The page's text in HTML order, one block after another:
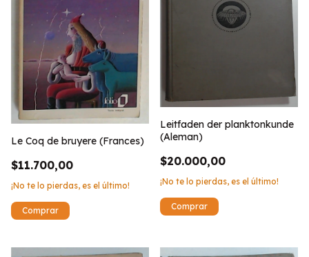
Le Coq de bruyere (Frances)
$11.700,00
¡No te lo pierdas, es el último!
Leitfaden der planktonkunde
(Aleman)
$20.000,00
¡No te lo pierdas, es el último!